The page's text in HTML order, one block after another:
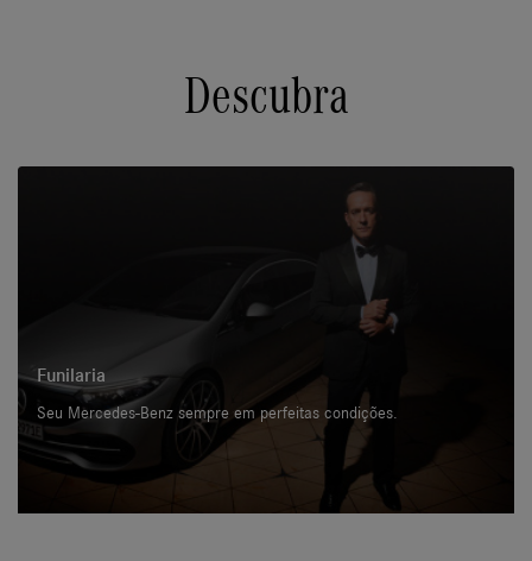
Descubra
Funilaria
Seu Mercedes-Benz sempre em perfeitas condições.